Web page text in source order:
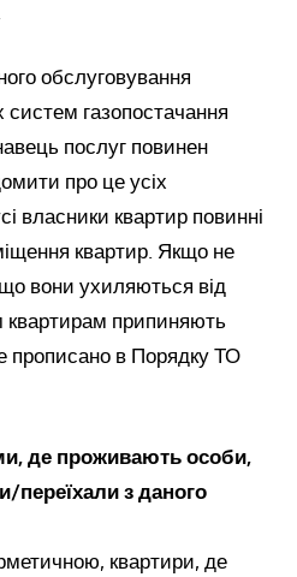
обслуговування
газопостачання
послуг повинен
про це усіх
власники квартир повинні
квартир. Якщо не
вони ухиляються від
квартирам припиняють
прописано в Порядку ТО
де проживають особи,
переїхали з даного
квартири, де